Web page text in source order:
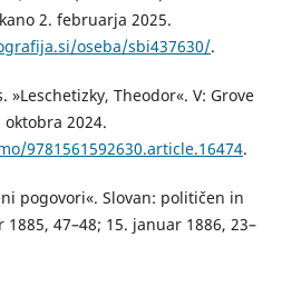
2. februarja 2025.
oseba/sbi437630/.
»Leschetizky, Theodor«. V: Grove
2024.
9781561592630.article.16474.
pogovori«. Slovan: političen in
47–48; 15. januar 1886, 23–